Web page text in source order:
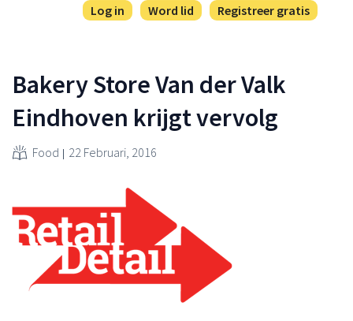
Registreer gratis
Log in
Word lid
Bakery Store Van der Valk
Eindhoven krijgt vervolg
Food 22 Februari, 2016